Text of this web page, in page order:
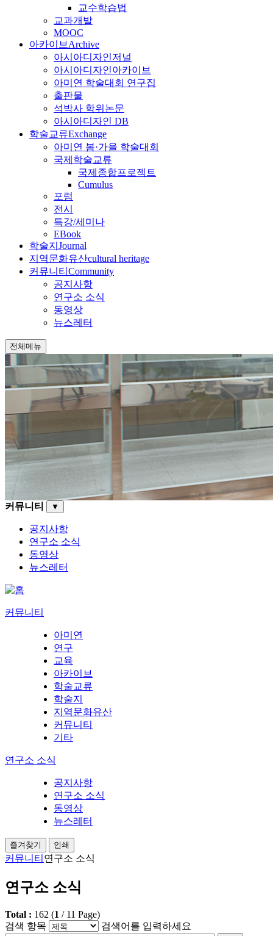
교수학습법
교과개발
MOOC
아카이브 Archive
아시아디자인저널
아시아디자인아카이브
아미연 학술대회 연구집
출판물
석박사 학위논문
아시아디자인 DB
학술교류Exchange
아미연 봄·가을 학술대회
국제학술교류
국제종합프로젝트
Cumulus
포럼
전시
특강/세미나
EBook
학술지 Journal
지역문화유산cultural heritage
커뮤니티 Community
공지사항
연구소 소식
동영상
뉴스레터
전체메뉴
커뮤니티 ▼
공지사항
연구소 소식
동영상
뉴스레터
커뮤니티
아미연
연구
교육
아카이브
학술교류
학술지
지역문화유산
커뮤니티
기타
연구소 소식
공지사항
연구소 소식
동영상
뉴스레터
즐겨찾기 인쇄
커뮤니티 연구소 소식
연구소 소식
Total : 162 (1 / 11 Page)
검색 항목
검색어를 입력하세요